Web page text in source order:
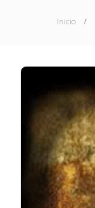
Inicio